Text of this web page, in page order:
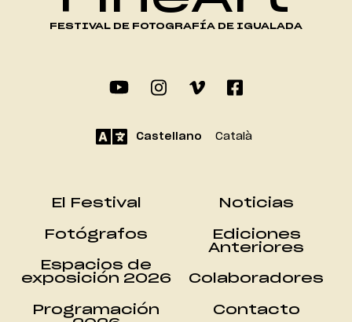
FESTIVAL DE FOTOGRAFÍA DE IGUALADA
Castellano Català
El Festival
Fotógrafos
Espacios de
exposición 2026
Programación
Noticias
Ediciones
Anteriores
Colaboradores
Contacto